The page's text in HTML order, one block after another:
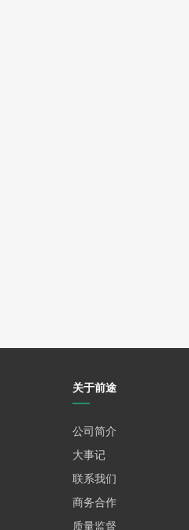
关于前途
公司简介
大事记
联系我们
商务合作
质量监督